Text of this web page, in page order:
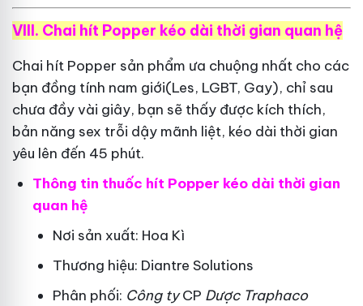
VIII. Chai hít Popper kéo dài thời gian quan hệ
Chai hít Popper sản phẩm ưa chuộng nhất cho các
bạn đồng tính nam giới(Les, LGBT, Gay), chỉ sau
chưa đầy vài giây, bạn sẽ thấy được kích thích,
bản năng sex trỗi dậy mãnh liệt, kéo dài thời gian
yêu lên đến 45 phút.
Thông tin thuốc hít Popper kéo dài thời gian
quan hệ
Nơi sản xuất: Hoa Kì
Thương hiệu: Diantre Solutions
Phân phối: Công tyCP Dược Traphaco